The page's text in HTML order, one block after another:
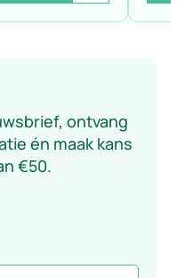
ontvang
én maak kans
€50.